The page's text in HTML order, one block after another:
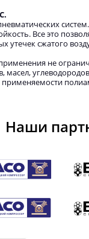
Все это
утечек сжатого
не
масел,
Наши